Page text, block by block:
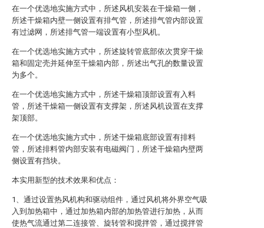
在一个优选地实施方式中，所述风机安装在干燥箱一侧，
所述干燥箱内壁一侧设置有排气管，所述排气管内部设置
有过滤网，所述排气管一端设置有小型风机。
在一个优选地实施方式中，所述旋转管底部依次贯穿干燥
箱和固定壳并延伸至干燥箱内部，所述出气孔的数量设置
为多个。
在一个优选地实施方式中，所述干燥箱顶部设置有入料
管，所述干燥箱一侧设置有支撑架，所述风机设置在支撑
架顶部。
在一个优选地实施方式中，所述干燥箱底部设置有排料
管，所述排料管内部安装有电磁阀门，所述干燥箱内壁两
侧设置有挡块。
本实用新型的技术效果和优点：
1、通过设置热风机构和驱动组件，通过风机将外界空气吸
入到加热箱中，通过加热箱内部的加热管进行加热，从而
使热气流通过第二连接管、旋转管和搅拌管，通过搅拌管